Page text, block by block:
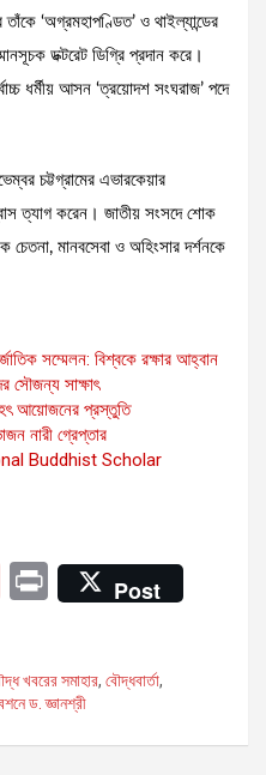
‘অগ্রমহাপণ্ডিত’ ও থাইল্যান্ডের
ডক্টরেট ডিগ্রি প্রদান করে।
ধর্মীয় আসন ‘ত্রয়োদশ সংঘরাজ’ পদে
চট্টগ্রামের এভারকেয়ার
ত্যাগ করেন। জাতীয় সংসদে শোক
চেতনা, মানবসেবা ও অহিংসার দর্শনকে
সম্মেলন: বিশ্বকে রক্ষার আহ্বান
সৌজন্য সাক্ষাৎ
আয়োজনের প্রস্তুতি
নারী গ্রেপ্তার
Buddhist Scholar
G
Pr
Post
খবরের সমাহার, বৌদ্ধবার্তা,
ড. জ্ঞানশ্রী